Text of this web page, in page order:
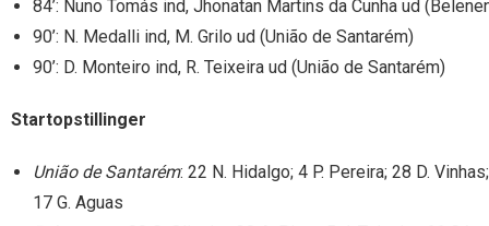
84’: Nuno Tomás ind, Jhonatan Martins da Cunha ud
90’: N. Medalli ind, M. Grilo ud (União de Santarém)
90’: D. Monteiro ind, R. Teixeira ud (União de Santarém)
Startopstillinger
União de Santarém: 22 N. Hidalgo; 4 P. Pereira; 28 D.
17 G. Aguas